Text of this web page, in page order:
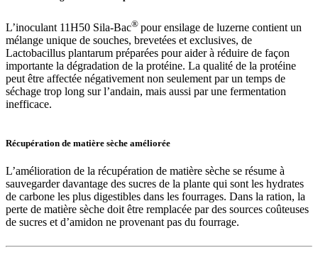
L’inoculant 11H50 Sila-Bac® pour ensilage de luzerne contient un
mélange unique de souches, brevetées et exclusives, de
Lactobacillus plantarum préparées pour aider à réduire de façon
importante la dégradation de la protéine. La qualité de la protéine
peut être affectée négativement non seulement par un temps de
séchage trop long sur l’andain, mais aussi par une fermentation
inefficace.
Récupération de matière sèche améliorée
L’amélioration de la récupération de matière sèche se résume à
sauvegarder davantage des sucres de la plante qui sont les hydrates
de carbone les plus digestibles dans les fourrages. Dans la ration, la
perte de matière sèche doit être remplacée par des sources coûteuses
de sucres et d’amidon ne provenant pas du fourrage.